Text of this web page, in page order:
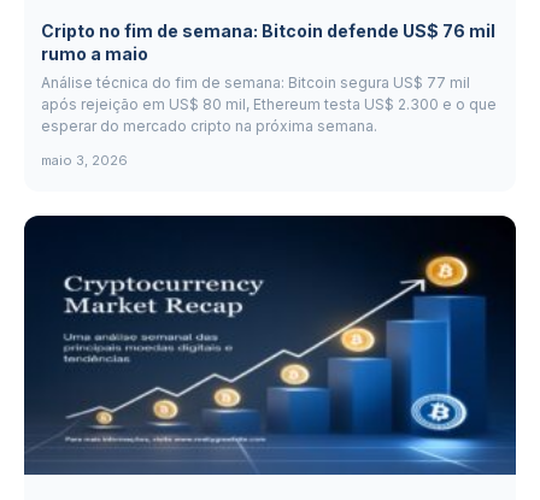
Cripto no fim de semana: Bitcoin defende US$ 76 mil
rumo a maio
Análise técnica do fim de semana: Bitcoin segura US$ 77 mil
após rejeição em US$ 80 mil, Ethereum testa US$ 2.300 e o que
esperar do mercado cripto na próxima semana.
maio 3, 2026